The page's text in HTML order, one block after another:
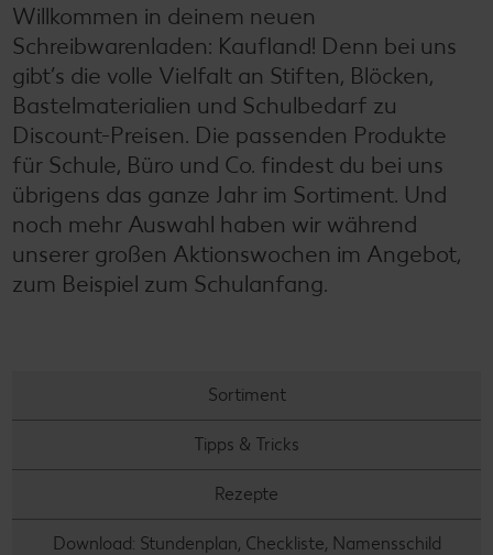
Willkommen in deinem neuen
Schreibwarenladen: Kaufland! Denn bei uns
gibt‘s die volle Vielfalt an Stiften, Blöcken,
Bastelmaterialien und Schulbedarf zu
Discount-Preisen. Die passenden Produkte
für Schule, Büro und Co. findest du bei uns
übrigens das ganze Jahr im Sortiment. Und
noch mehr Auswahl haben wir während
unserer großen Aktionswochen im Angebot,
zum Beispiel zum Schulanfang.
Sortiment
Tipps & Tricks
Rezepte
Download: Stundenplan, Checkliste, Namensschild